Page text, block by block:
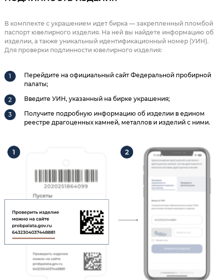
В комплекте с украшением идет бирка — закрепленный пломбой
паспорт ювелирного изделия. На ней вы найдете информацию об
изделии, а также уникальный идентификационный номер (УИН).
Для проверки подлинности ювелирного изделия:
Перейдите на официальный сайт Федеральной пробирной
палаты;
Введите УИН, указанный на бирке украшения;
Получите подробную информацию об изделии в едином
реестре драгоценных камней, металлов и изделий с ними.